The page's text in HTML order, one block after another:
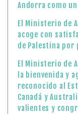
Andorra como
El Ministerio de
acoge con
de Palestina por
El Ministerio de
la bienvenida y
reconocido al
Canadá y
valientes y